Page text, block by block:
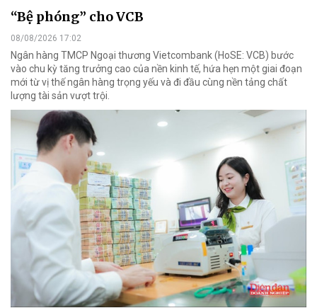
“Bệ phóng” cho VCB
08/08/2026 17:02
Ngân hàng TMCP Ngoại thương Vietcombank (HoSE: VCB) bước
vào chu kỳ tăng trưởng cao của nền kinh tế, hứa hẹn một giai đoạn
mới từ vị thế ngân hàng trọng yếu và đi đầu cùng nền tảng chất
lượng tài sản vượt trội.